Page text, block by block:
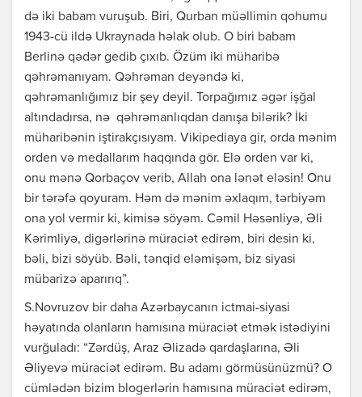
də iki babam vuruşub. Biri, Qurban müəllimin qohumu
1943-cü ildə Ukraynada həlak olub. O biri babam
Berlinə qədər gedib çıxıb. Özüm iki müharibə
qəhrəmanıyam. Qəhrəman deyəndə ki,
qəhrəmanlığımız bir şey deyil. Torpağımız əgər işğal
altındadırsa, nə qəhrəmanlıqdan danışa bilərik? İki
müharibənin iştirakçısıyam. Vikipediaya gir, orda mənim
orden və medallarım haqqında gör. Elə orden var ki,
onu mənə Qorbaçov verib, Allah ona lənət eləsin! Onu
bir tərəfə qoyuram. Həm də mənim əxlaqım, tərbiyəm
ona yol vermir ki, kimisə söyəm. Cəmil Həsənliyə, Əli
Kərimliyə, digərlərinə müraciət edirəm, biri desin ki,
bəli, bizi söyüb. Bəli, tənqid eləmişəm, biz siyasi
mübarizə aparırıq”.
S.Novruzov bir daha Azərbaycanın ictmai-siyasi
həyatında olanların hamısına müraciət etmək istədiyini
vurğuladı: “Zərdüş, Araz Əlizadə qardaşlarına, Əli
Əliyevə müraciət edirəm. Bu adamı görmüsünüzmü? O
cümlədən bizim blogerlərin hamısına müraciət edirəm,